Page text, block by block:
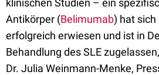
klinischen Studien – ein
Antikörper (Belimumab) hat
erfolgreich erwiesen und ist in
Behandlung des SLE
Dr. Julia Weinmann-Menke,